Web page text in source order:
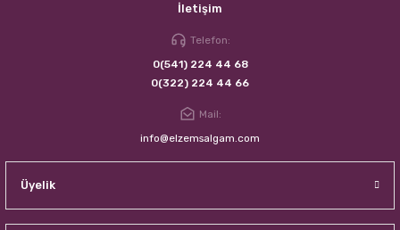
İletişim
Telefon:
0(541) 224 44 68
0(322) 224 44 66
Mail:
info@elzemsalgam.com
Üyelik